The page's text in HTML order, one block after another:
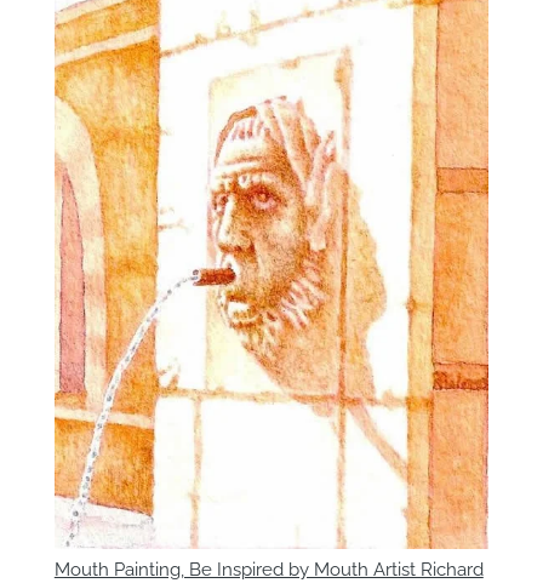
Mouth Painting, Be Inspired by Mouth Artist Richard